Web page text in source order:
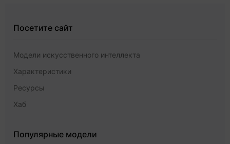
Посетите сайт
Модели искусственного интеллекта
Характеристики
Ресурсы
Хаб
Популярные модели